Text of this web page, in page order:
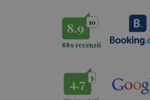
8.9 10
889 recenzií
4,7 5